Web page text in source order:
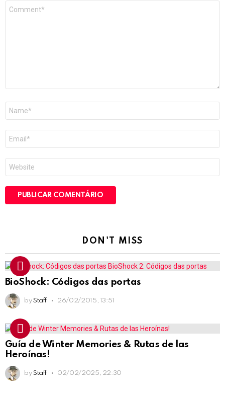
mail
*
DON'T MISS
BioShock: Códigos das portas
by Staff 26/02/2015, 13:51
Guía de Winter Memories & Rutas de las
Heroínas!
by Staff 02/02/2025, 22:30